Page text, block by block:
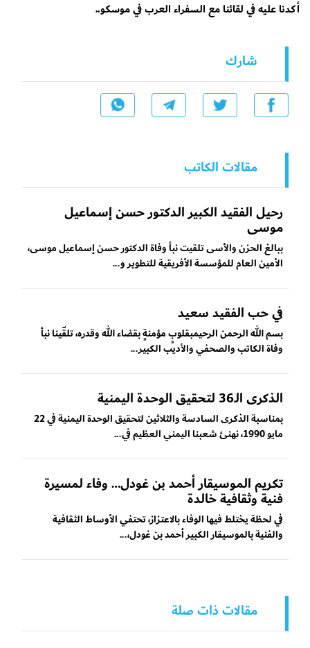
أكدنا عليه في لقائنا مع السفراء العرب في موسكو..
شارك
مقالات الكاتب
رحيل الفقيد الكبير الدكتور حسن إسماعيل
موسى
ببالغ الحزن والأسى تلقيت نبأ وفاة الدكتور حسن إسماعيل موسى،
الأمين العام للمؤسسة الأفريقية للتطوير و...
في حب الفقيد سعيد
بسم الله الرحمن الرحيمبقلوبٍ مؤمنةٍ بقضاء الله وقدره، تلقّينا نبأ
وفاة الكاتب والصحفي والأديب الكبير...
الذكرى الـ36 لتحقيق الوحدة اليمنية
بمناسبة الذكرى السادسة والثلاثين لتحقيق الوحدة اليمنية في 22
مايو 1990، نهنئ شعبنا اليمني العظيم في...
تكريم الموسيقار أحمد بن غودل… وفاء لمسيرة
فنية وثقافية خالدة
في لحظة يختلط فيها الوفاء بالاعتزاز، تحتفي الأوساط الثقافية
والفنية بالموسيقار الكبير أحمد بن غودل،...
مقالات ذات صلة